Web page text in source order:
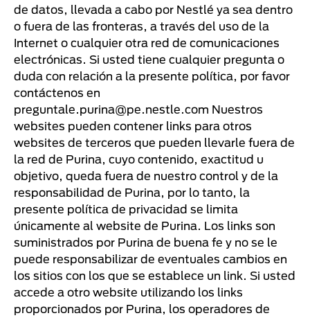
de datos, llevada a cabo por Nestlé ya sea dentro
o fuera de las fronteras, a través del uso de la
Internet o cualquier otra red de comunicaciones
electrónicas. Si usted tiene cualquier pregunta o
duda con relación a la presente política, por favor
contáctenos en
preguntale.purina@pe.nestle.com Nuestros
websites pueden contener links para otros
websites de terceros que pueden llevarle fuera de
la red de Purina, cuyo contenido, exactitud u
objetivo, queda fuera de nuestro control y de la
responsabilidad de Purina, por lo tanto, la
presente política de privacidad se limita
únicamente al website de Purina. Los links son
suministrados por Purina de buena fe y no se le
puede responsabilizar de eventuales cambios en
los sitios con los que se establece un link. Si usted
accede a otro website utilizando los links
proporcionados por Purina, los operadores de